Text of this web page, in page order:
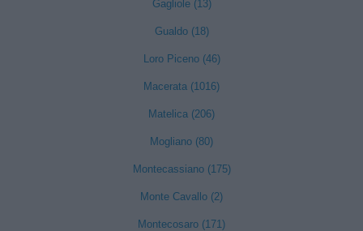
Gagliole (13)
Gualdo (18)
Loro Piceno (46)
Macerata (1016)
Matelica (206)
Mogliano (80)
Montecassiano (175)
Monte Cavallo (2)
Montecosaro (171)